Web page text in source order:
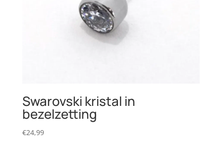
Swarovski kristal in
bezelzetting
€24,99